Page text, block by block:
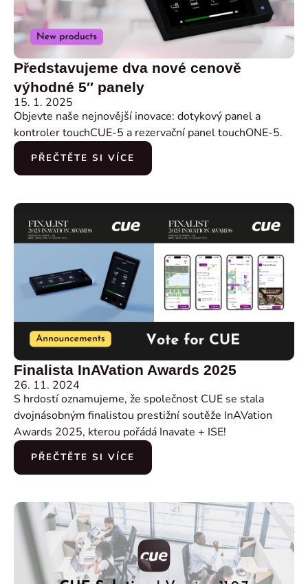
Představujeme dva nové cenově
výhodné 5″ panely
15. 1. 2025
Objevte naše nejnovější inovace: dotykový panel a
kontroler touchCUE-5 a rezervační panel touchONE-5.
PŘEČTĚTE SI VÍCE
Finalista InAVation Awards 2025
26. 11. 2024
S hrdostí oznamujeme, že společnost CUE se stala
dvojnásobným finalistou prestižní soutěže InAVation
Awards 2025, kterou pořádá Inavate + ISE!
PŘEČTĚTE SI VÍCE